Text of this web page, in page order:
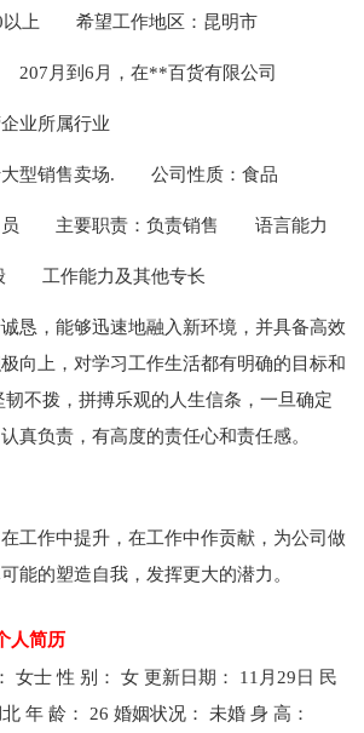
上 希望工作地区：昆明市
207月到6月，在**百货有限公司
业所属行业
型销售卖场. 公司性质：食品
主要职责：负责销售 语言能力
工作能力及其他专长
恳，能够迅速地融入新环境，并具备高效
向上，对学习工作生活都有明确的目标和
不拨，拼搏乐观的人生信条，一旦确定
真负责，有高度的责任心和责任感。
工作中提升，在工作中作贡献，为公司做
能的塑造自我，发挥更大的潜力。
人简历
女士 性 别： 女 更新日期： 11月29日 民
年 龄： 26 婚姻状况： 未婚 身 高：